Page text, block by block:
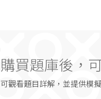
購買題庫後，
可觀看題目詳解，並提供模